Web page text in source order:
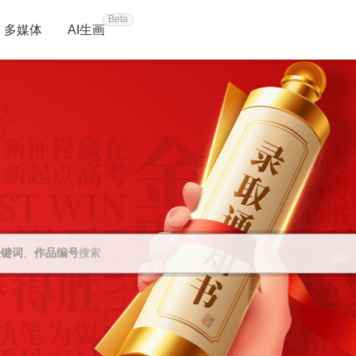
多媒体 AI生画
Beta
词 作品编号搜索